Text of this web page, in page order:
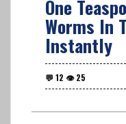
One
Worms In
Instantly